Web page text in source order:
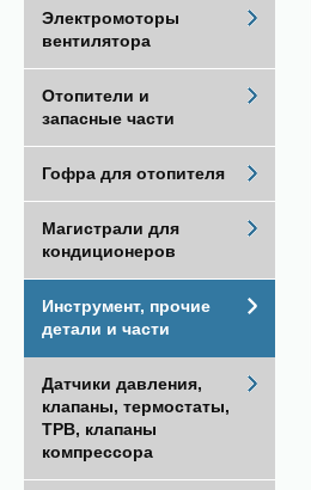
Электромоторы
вентилятора
Отопители и
запасные части
Гофра для отопителя
Магистрали для
кондиционеров
Инструмент, прочие
детали и части
Датчики давления,
клапаны, термостаты,
ТРВ, клапаны
компрессора